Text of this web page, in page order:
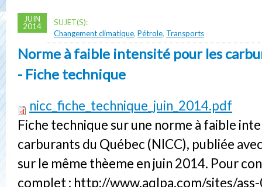
JUIN
2014
SUJET(S):
Changement climatique, Pétrole, Transports
Norme à faible intensité pour les
- Fiche technique
nicc_fiche_technique_juin_2014.pdf
Fiche technique sur une norme à faible
carburants du Québec (NICC), publiée
sur le même thèeme en juin 2014. Pour
complet : http://www.aqlpa.com/sites/